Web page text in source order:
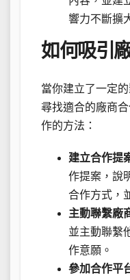
響力不斷擴
如何吸引
當你建立了一定
尋找適合的廠商
作的方法：
建立合作提
作提案，說
合作方式，
主動聯繫廠
並主動聯繫
作意願。
參加合作平